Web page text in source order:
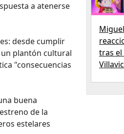
a atenerse
desde cumplir
plantón cultural
"consecuencias
buena
de la
estelares
tras